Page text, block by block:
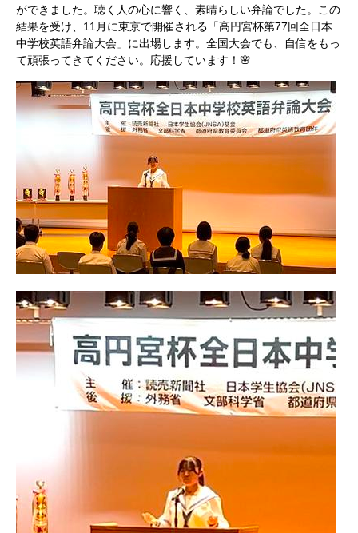
ができました。聴く人の心に響く、素晴らしい弁論でした。
この
結果を受け、 11月に東京で開催される「高円宮杯第77回全日本
中学校英語弁論大会」 に出場します。 全国大会でも、自信をもっ
て頑張ってきてください。応援しています！🌸